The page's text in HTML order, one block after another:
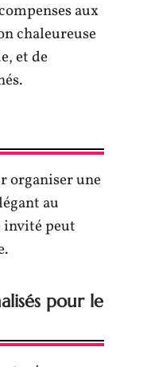
aux
chaleureuse
et de
organiser une
au
invité peut
pour le